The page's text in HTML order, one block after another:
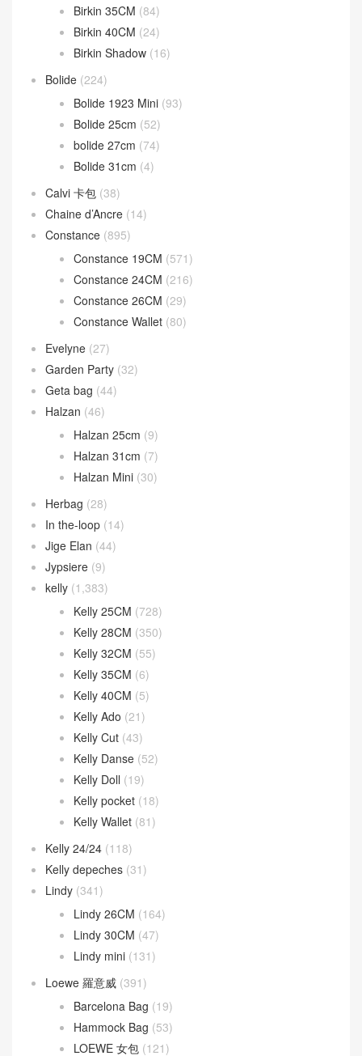
(1,945)
(17)
(1,228)
Birkin 30CM
Birkin 35CM (84)
Birkin 40CM (24)
Birkin Shadow(16)
Bolide(224)
Bolide 1923 Mini
Bolide 25cm(52)
bolide 27cm
Bolide 31cm(4)
Calvi 卡包(38)
Chaine d’Ancre(14)
Constance(895)
Constance 19CM
Constance 24CM
Constance 26CM
Constance Wallet
Evelyne(27)
Garden Party(32)
Geta bag(44)
Halzan(46)
Halzan 25cm
Halzan 31cm
Halzan Mini
Herbag
(28)
In the-loop (14)
Jige Elan(44)
Jypsiere(9)
(1,383)
Kelly 25CM
(728)
Kelly 28CM
(350)
Kelly 32CM
(55)
Kelly 35CM
(6)
Kelly 40CM
(5)
Kelly Ado
(21)
Kelly Cut
(43)
Kelly Danse
Kelly Doll(19)
Kelly pocket
Kelly Wallet(81)
Kelly 24/24 (118)
Kelly depeches(31)
Lindy(341)
Lindy 26CM(164)
Lindy 30CM(47)
Lindy mini(131)